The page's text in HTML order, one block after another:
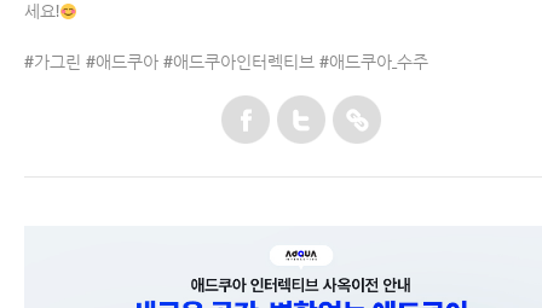
세요!
#가그린 #애드쿠아 #애드쿠아인터렉티브 #애드쿠아_수주